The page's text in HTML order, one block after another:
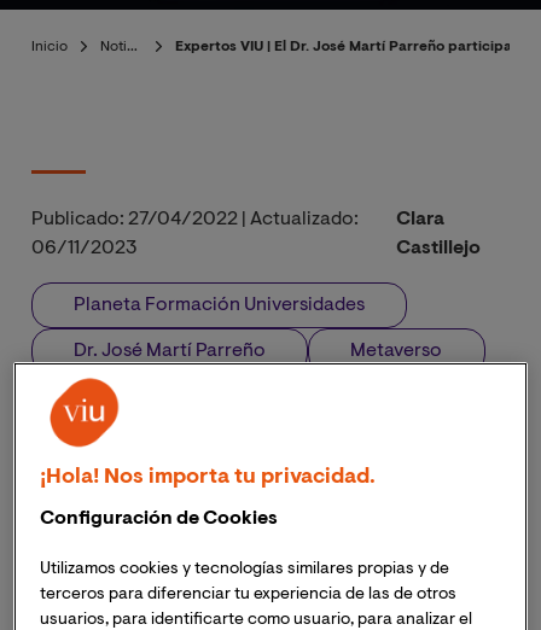
Inicio Noticias Expertos VIU | El Dr. José Martí Parreño participa
Publicado: 27/04/2022
Actualizado:
06/11/2023
Clara
Castillejo
Planeta Formación Universidades
Dr. José Martí Parreño Metaverso
El webinar, organizado por Planeta Formación
Universidades, contó con las ponencias del Vicerrector
Ordoñez, Asesor de Metaverso y narrativas interactivas
A los expertos se sumaron destacados representantes
del mundo empresarial colombiano, quienes
¡Hola! Nos importa tu privacidad.
Configuración de Cookies
Utilizamos cookies y tecnologías similares propias y de
terceros para diferenciar tu experiencia de las de otros
usuarios, para identificarte como usuario, para analizar el